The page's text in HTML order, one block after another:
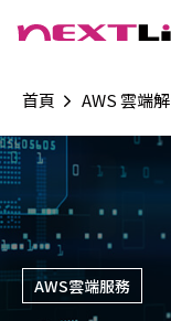
首頁 AWS 雲端
AWS雲端服務